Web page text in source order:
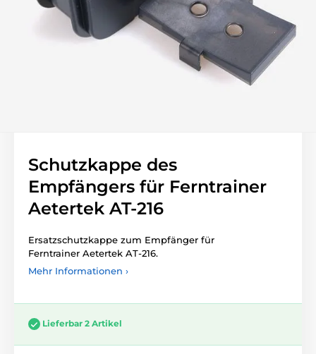
Schutzkappe des
Empfängers für Ferntrainer
Aetertek AT-216
Ersatzschutzkappe zum Empfänger für
Ferntrainer Aetertek AT-216.
Mehr Informationen ›
Lieferbar 2 Artikel